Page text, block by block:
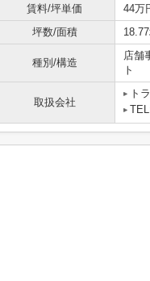
賃料/坪単価 44万
坪数/面積
種別/構造
店舗
ト
取扱会社
ト